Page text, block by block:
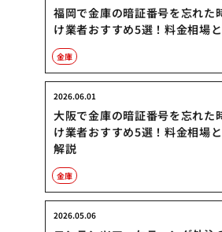
福岡で金庫の暗証番号を忘れた
け業者おすすめ5選！料金相場
金庫
大阪で金庫の暗証番号を忘れた
け業者おすすめ5選！料金相場
解説
2026.06.01
金庫
2026.05.06